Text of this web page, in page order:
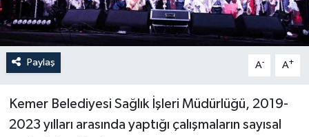
Paylaş A- A+
Kemer Belediyesi Sağlık İşleri Müdürlüğü, 2019-
2023 yılları arasında yaptığı çalışmaların sayısal